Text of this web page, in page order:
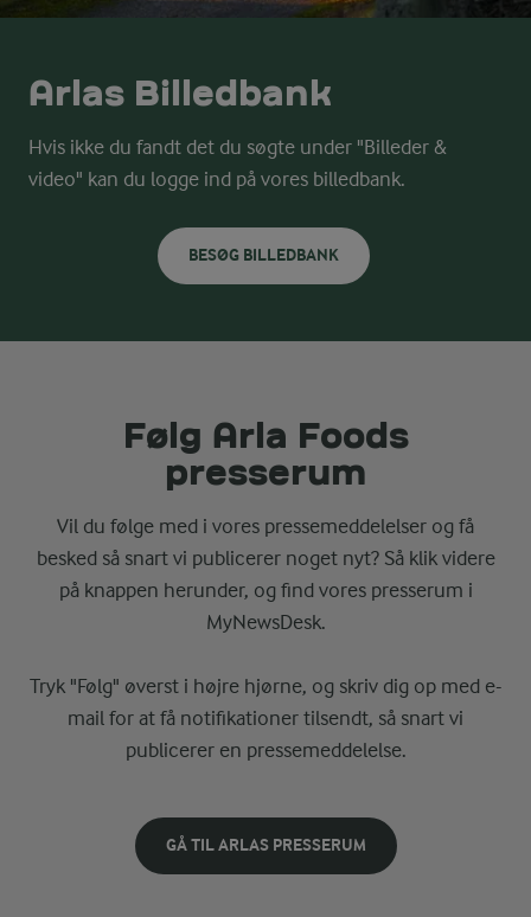
Arlas Billedbank
Hvis ikke du fandt det du søgte under "Billeder &
video" kan du logge ind på vores billedbank.
BESØG BILLEDBANK
Følg Arla Foods
presserum
Vil du følge med i vores pressemeddelelser og få
besked så snart vi publicerer noget nyt? Så klik videre
på knappen herunder, og find vores presserum i
MyNewsDesk.
Tryk "Følg" øverst i højre hjørne, og skriv dig op med e-
mail for at få notifikationer tilsendt, så snart vi
publicerer en pressemeddelelse.
GÅ TIL ARLAS PRESSERUM